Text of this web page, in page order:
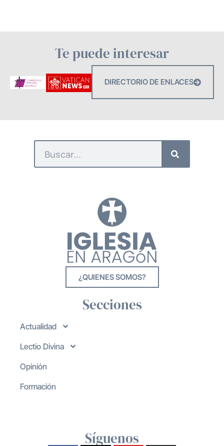
Te puede interesar
DIRECTORIO DE ENLACES
¿QUIENES SOMOS?
Secciones
Actualidad
Lectio Divina
Opinión
Formación
Síguenos